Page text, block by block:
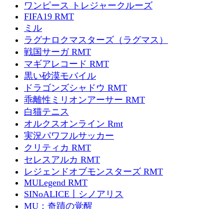
ワンピース トレジャークルーズ
FIFA19 RMT
ミル
ラグナロクマスターズ（ラグマス）
戦国サーガ RMT
マギアレコード RMT
黒い砂漠モバイル
ドラゴンズシャドウ RMT
乖離性ミリオンアーサー RMT
白猫テニス
オルクスオンライン Rmt
実況パワフルサッカー
クリティカ RMT
セレスアルカ RMT
レジェンドオブモンスターズ RMT
MULegend RMT
SINoALICE丨シノアリス
MU：奇蹟の覚醒